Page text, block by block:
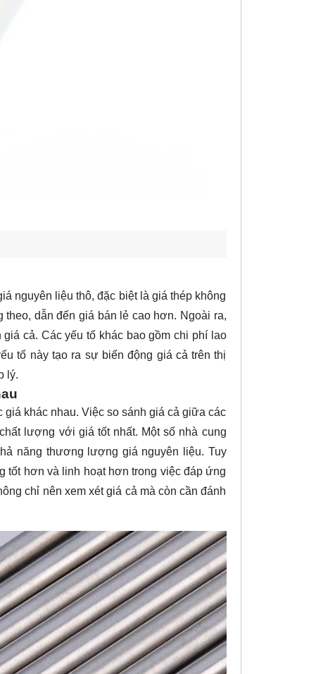
nguyên liệu thô, đặc biệt là giá thép không
dẫn đến giá bán lẻ cao hơn. Ngoài ra,
cả. Các yếu tố khác bao gồm chi phí lao
tố này tạo ra sự biến động giá cả trên thị
lý.
khác nhau. Việc so sánh giá cả giữa các
lượng với giá tốt nhất. Một số nhà cung
năng thương lượng giá nguyên liệu. Tuy
tốt hơn và linh hoạt hơn trong việc đáp ứng
chỉ nên xem xét giá cả mà còn cần đánh